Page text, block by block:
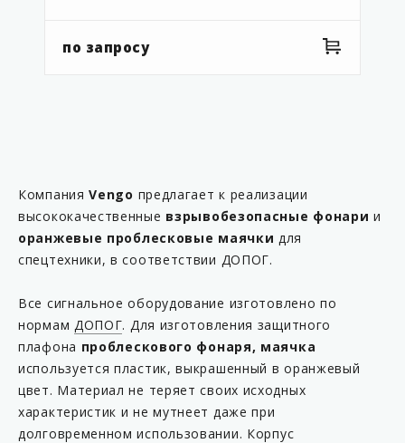
по запросу
КомпанияVengo предлагает к реализации
высококачественные взрывобезопасные фонари и
оранжевые проблесковые маячки для
спецтехники, в соответствии ДОПОГ.
Все сигнальное оборудование изготовлено по
нормам ДОПОГ. Для изготовления защитного
плафона проблескового фонаря, маячка
используется пластик, выкрашенный в оранжевый
цвет. Материал не теряет своих исходных
характеристик и не мутнеет даже при
долговременном использовании. Корпус